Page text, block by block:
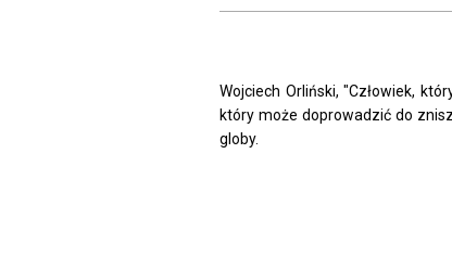
Wojciech Orliński, "Człowiek,
który może doprowadzić do
globy.